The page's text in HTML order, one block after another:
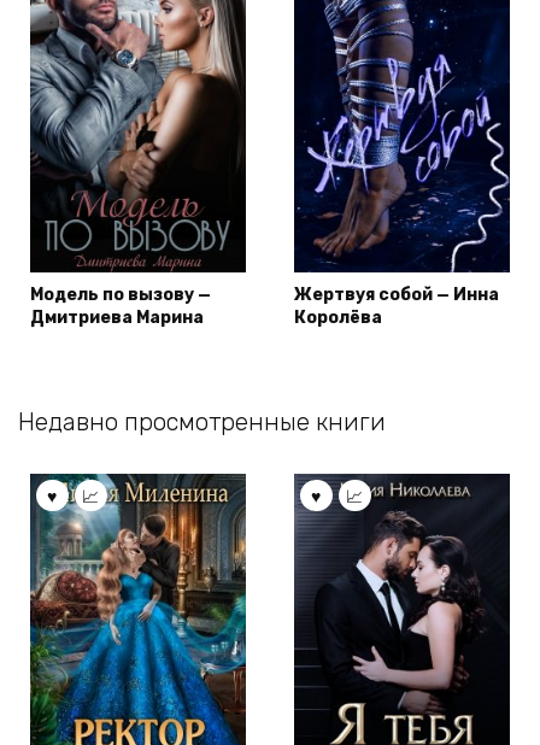
Модель по вызову —
Дмитриева Марина
Жертвуя собой — Инна
Королёва
Недавно просмотренные книги